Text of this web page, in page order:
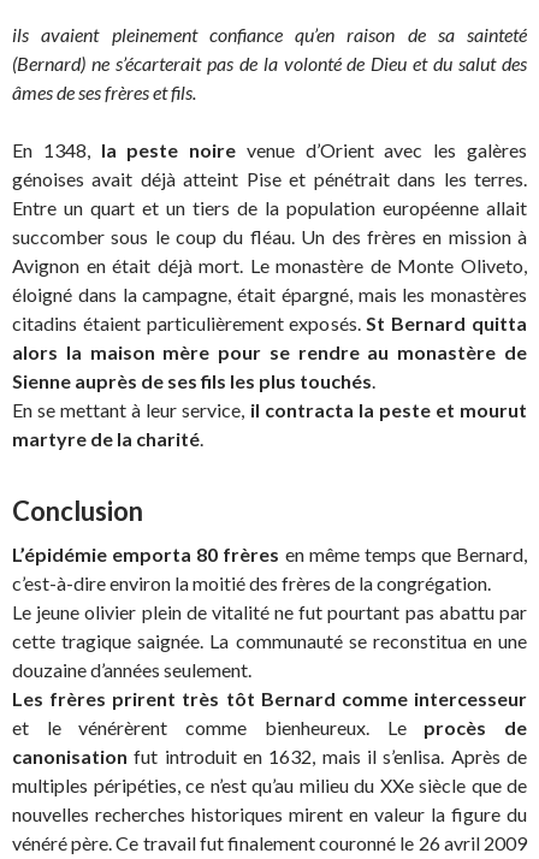
ils avaient pleinement confiance qu’en raison de sa sainteté
(Bernard) ne s’écarterait pas de la volonté de Dieu et du salut des
âmes de ses frères et fils.
En 1348,la peste noire venue d’Orient avec les galères
génoises avait déjà atteint Pise et pénétrait dans les terres.
Entre un quart et un tiers de la population européenne allait
succomber sous le coup du fléau. Un des frères en mission à
Avignon en était déjà mort. Le monastère de Monte Oliveto,
éloigné dans la campagne, était épargné, mais les monastères
citadins étaient particulièrement exposés.St Bernard quitta
alors la maison mère pour se rendre au monastère de
Sienne auprès de ses fils les plus touchés.
En se mettant à leur service, il contracta la peste et mourut
martyre de la charité.
Conclusion
L’épidémie emporta 80 frères en même temps que Bernard,
c’est-à-dire environ la moitié des frères de la congrégation.
Le jeune olivier plein de vitalité ne fut pourtant pas abattu par
cette tragique saignée. La communauté se reconstitua en une
douzaine d’années seulement.
Les frères prirent très tôt Bernard comme intercesseur
et le vénérèrent comme bienheureux. Le procès de
canonisation fut introduit en 1632, mais il s’enlisa. Après de
multiples péripéties, ce n’est qu’au milieu du XXe siècle que de
nouvelles recherches historiques mirent en valeur la figure du
vénéré père. Ce travail fut finalement couronné le 26 avril 2009